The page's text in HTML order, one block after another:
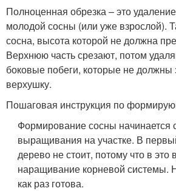
Полноценная обрезка – это
молодой сосны (или уже взрослой).
сосна, высота которой не должна
Верхнюю часть срезают, потом
боковые побеги, которые не
верхушку.
Пошаговая инструкция по
Формирование сосны начинается
выращивания на участке. В
дерево не стоит, потому что в это
наращивание корневой системы.
как раз готова.